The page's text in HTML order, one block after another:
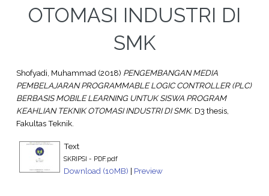
OTOMASI INDUSTRI DI
SMK
Shofyadi, Muhammad(2018) PENGEMBANGAN MEDIA
PEMBELAJARAN PROGRAMMABLE LOGIC CONTROLLER (PLC)
BERBASIS MOBILE LEARNING UNTUK SISWA PROGRAM
KEAHLIAN TEKNIK OTOMASI INDUSTRI DI SMK. D3 thesis,
Fakultas Teknik.
Text
SKRIPSI - PDF.pdf
Download (10MB) | Preview